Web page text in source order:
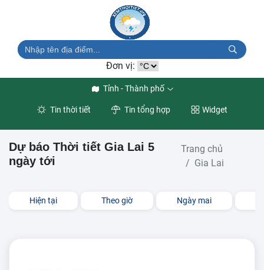
Đơn vị:
Tỉnh - Thành phố
Tin thời tiết Tin tổng hợp Widget
Dự báo Thời tiết Gia Lai 5
ngày tới
Trang chủ
Gia Lai
Hiện tại Theo giờ Ngày mai